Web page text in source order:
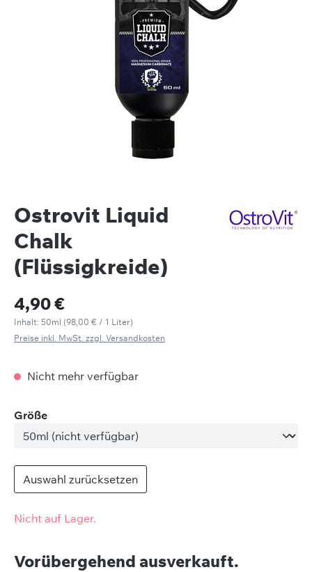
Ostrovit Liquid
Chalk
(Flüssigkreide)
Regulärer Preis:
4,90 €
Inhalt: 50ml (98,00 € / 1 Liter)
Preise inkl. MwSt. zzgl. Versandkosten
Nicht mehr verfügbar
Größeauswählen
Auswahl zurücksetzen
Nicht auf Lager.
Vorübergehend ausverkauft.